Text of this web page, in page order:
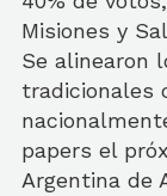
Misiones y
Se alinearon
tradicionales
papers el
Argentina de